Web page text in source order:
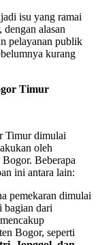
isu yang ramai
alasan
pelayanan publik
kurang
Timur
Timur dimulai
oleh
Beberapa
ini antara lain:
pemekaran dimulai
bagian dari
Bogor, seperti